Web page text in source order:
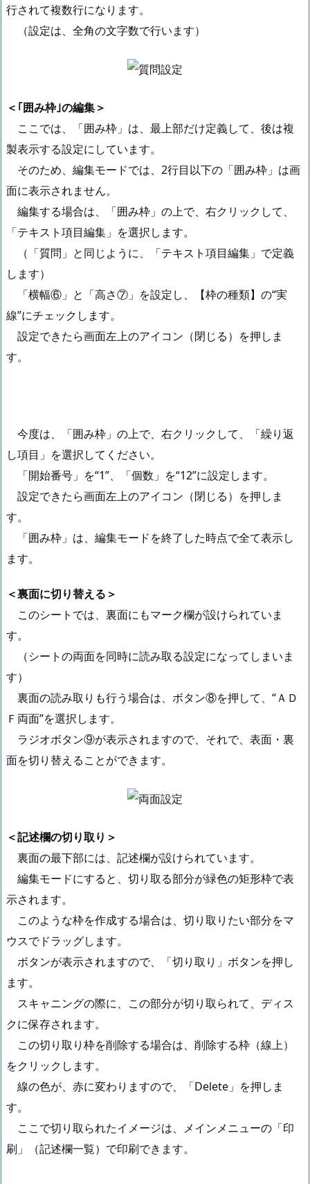
行されて複数行になります。
（設定は、全角の文字数で行います）
＜｢囲み枠｣の編集＞
ここでは、「囲み枠」は、最上部だけ定義して、後は複
製表示する設定にしています。
そのため、編集モードでは、2行目以下の「囲み枠」は画
面に表示されません。
編集する場合は、「囲み枠」の上で、右クリックして、
「テキスト項目編集」を選択します。
（「質問」と同じように、「テキスト項目編集」で定義
します）
「横幅⑥」と「高さ⑦」を設定し、【枠の種類】の“実
線”にチェックします。
設定できたら画面左上のアイコン（閉じる）を押しま
す。
今度は、「囲み枠」の上で、右クリックして、「繰り返
し項目」を選択してください。
「開始番号」を“1”、「個数」を“12”に設定します。
設定できたら画面左上のアイコン（閉じる）を押しま
す。
「囲み枠」は、編集モードを終了した時点で全て表示し
ます。
＜裏面に切り替える＞
このシートでは、裏面にもマーク欄が設けられていま
す。
（シートの両面を同時に読み取る設定になってしまいま
す）
裏面の読み取りも行う場合は、ボタン⑧を押して、“ＡＤ
Ｆ両面”を選択します。
ラジオボタン⑨が表示されますので、それで、表面・裏
面を切り替えることができます。
＜記述欄の切り取り＞
裏面の最下部には、記述欄が設けられています。
編集モードにすると、切り取る部分が緑色の矩形枠で表
示されます。
このような枠を作成する場合は、切り取りたい部分をマ
ウスでドラッグします。
ボタンが表示されますので、「切り取り」ボタンを押し
ます。
スキャニングの際に、この部分が切り取られて、ディス
クに保存されます。
この切り取り枠を削除する場合は、削除する枠（線上）
をクリックします。
線の色が、赤に変わりますので、「Delete」を押しま
す。
ここで切り取られたイメージは、メインメニューの「印
刷」（記述欄一覧）で印刷できます。